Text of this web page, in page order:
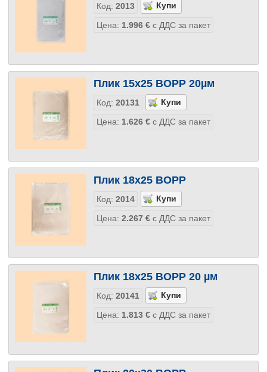
Код: 2013
Цена: 1.996 €с ДДС за пакет
Плик 15х25 BOPP 20µм
Код: 20131
Цена: 1.626 €с ДДС за пакет
Плик 18х25 BOPP
Код: 2014
Цена: 2.267 €с ДДС за пакет
Плик 18х25 BOPP 20 µм
Код: 20141
Цена: 1.813 €с ДДС за пакет